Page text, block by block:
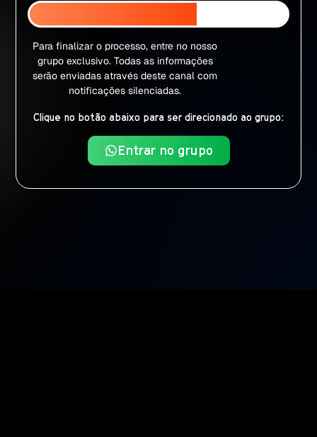
Para finalizar o processo, entre no nosso
grupo exclusivo. Todas as informações
serão enviadas através deste canal com
notificações silenciadas.
Clique no botão abaixo para ser direcionado ao grupo:
Entrar no grupo